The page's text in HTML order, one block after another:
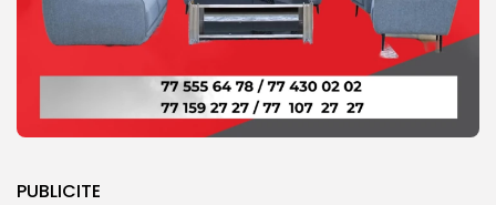
PUBLICITE